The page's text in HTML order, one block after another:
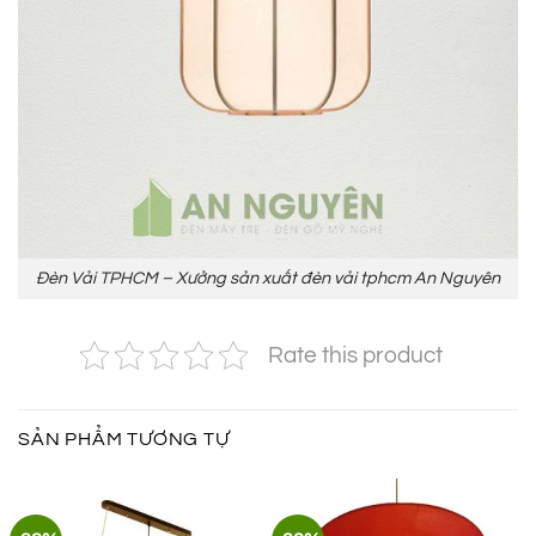
Đèn Vải TPHCM – Xưởng sản xuất đèn vải tphcm An Nguyên
Rate this product
SẢN PHẨM TƯƠNG TỰ